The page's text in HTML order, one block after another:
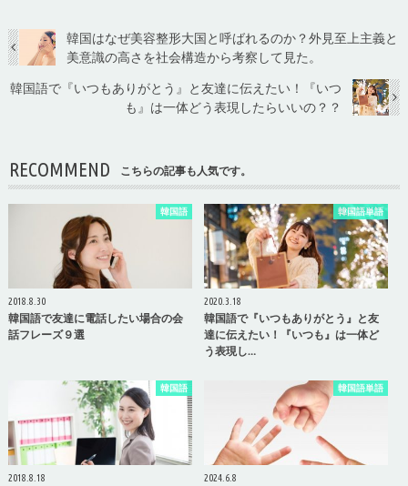
韓国はなぜ美容整形大国と呼ばれるのか？外見至上主義と
美意識の高さを社会構造から考察して見た。
韓国語で『いつもありがとう』と友達に伝えたい！『いつ
も』は一体どう表現したらいいの？？
RECOMMEND こちらの記事も人気です。
韓国語
2018.8.30
韓国語で友達に電話したい場合の会
話フレーズ９選
韓国語単語
2020.3.18
韓国語で『いつもありがとう』と友
達に伝えたい！『いつも』は一体ど
う表現し…
韓国語
2018.8.18
韓国語単語
2024.6.8